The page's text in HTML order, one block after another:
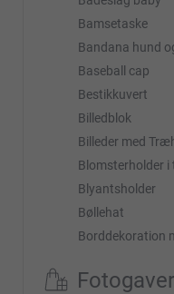
Bamsetaske
Bandana hund
Baseball cap
Bestikkuvert
Billedblok
Billeder med
Blomsterholder
Blyantsholder
Bøllehat
Borddekoration